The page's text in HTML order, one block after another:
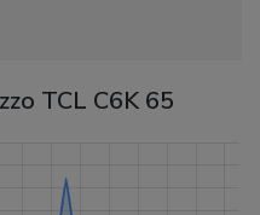
TCL C6K 65